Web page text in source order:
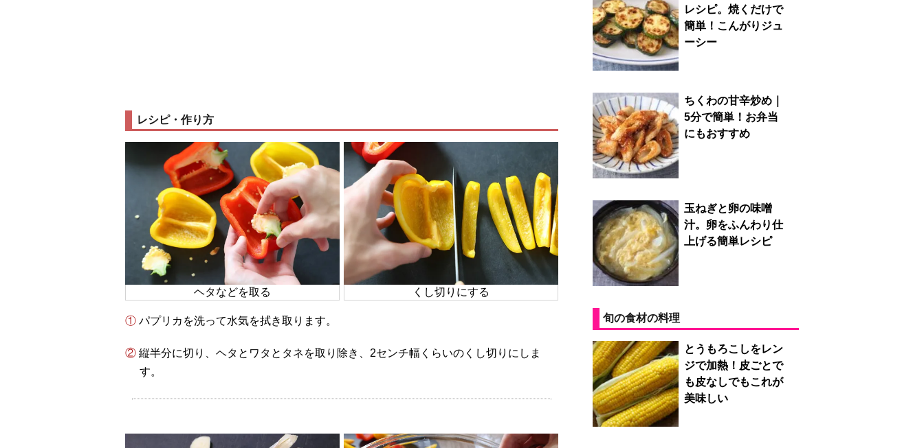
レシピ・作り方
ヘタなどを取る くし切りにする
① パプリカを洗って水気を拭き取ります。
② 縦半分に切り、ヘタとワタとタネを取り除き、2センチ幅くらいのくし切りにしま
す。
レシピ。焼くだけで
簡単！こんがりジュ
ーシー
ちくわの甘辛炒め｜
5分で簡単！お弁当
にもおすすめ
玉ねぎと卵の味噌
汁。卵をふんわり仕
上げる簡単レシピ
旬の食材の料理
とうもろこしをレン
ジで加熱！皮ごとで
も皮なしでもこれが
美味しい